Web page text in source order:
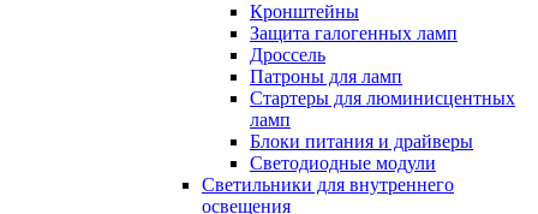
Кронштейны
Защита галогенных ламп
Дроссель
Патроны для ламп
Стартеры для люминисцентных
ламп
Блоки питания и драйверы
Светодиодные модули
Светильники для внутреннего
освещения